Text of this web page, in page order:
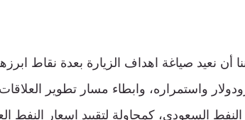
أن نعيد صياغة اهداف الزيارة بعدة نقاط
واستمراره، وابطاء مسار تطوير
النفط السعودي، كمحاولة لتقييد اسعار النفط